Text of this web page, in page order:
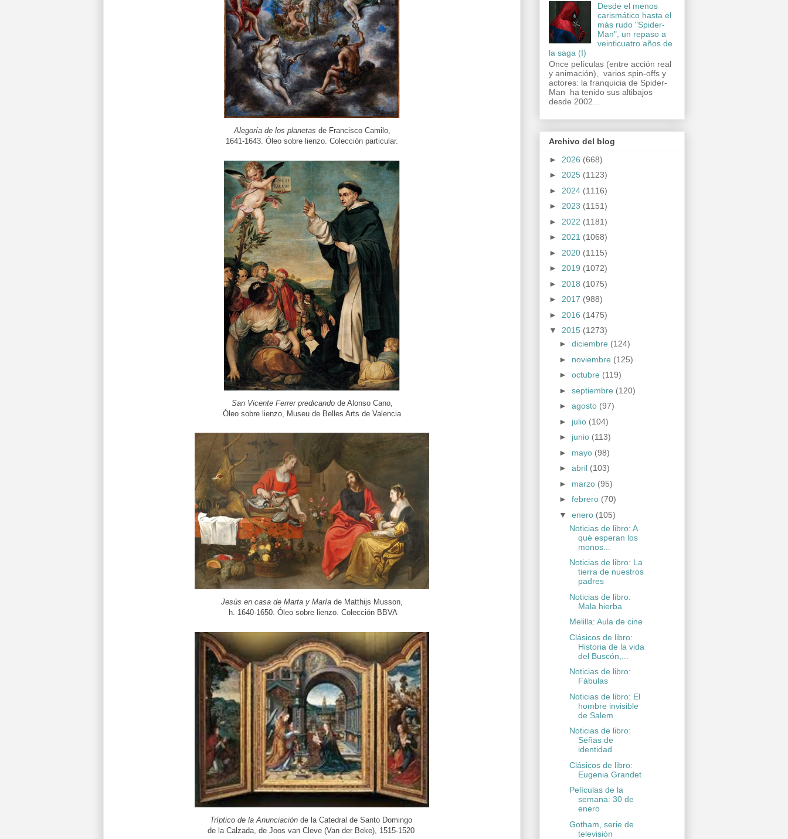
Alegoría de los planetas de Francisco Camilo,
1641-1643. Óleo sobre lienzo. Colección particular.
San Vicente Ferrer predicandode Alonso Cano,
Óleo sobre lienzo, Museu de Belles Arts de Valencia
Jesús en casa de Marta y María de Matthijs Musson,
h. 1640-1650. Óleo sobre lienzo. Colección BBVA
Tríptico de la Anunciaciónde la Catedral de Santo Domingo
de l a Calzada, de Joos van Cleve (Van der Beke), 1515-1520
Desde el menos
carismático hasta el
más rudo "Spider-
Man", un repaso a
veinticuatro años de
la saga (I)
Once películas (entre acción real
y animación), varios spin-offs y
actores: la franquicia de Spider-
Man ha tenido sus altibajos
desde 2002...
Archivo del blog
► 2026 (668)
► 2025 (1123)
► 2024 (1116)
► 2023 (1151)
► 2022 (1181)
► 2021 (1068)
► 2020 (1115)
► 2019 (1072)
► 2018 (1075)
► 2017 (988)
► 2016 (1475)
▼ 2015 (1273)
► diciembre (124)
► noviembre (125)
► octubre (119)
► septiembre (120)
► agosto (97)
► julio (104)
► junio (113)
► mayo (98)
► abril (103)
► marzo (95)
► febrero (70)
▼ enero (105)
Noticias de libro: A
qué esperan los
monos...
Noticias de libro: La
tierra de nuestros
padres
Noticias de libro:
Mala hierba
Melilla: Aula de cine
Clásicos de libro:
Historia de la vida
del Buscón,...
Noticias de libro:
Fábulas
Noticias de libro: El
hombre invisible
de Salem
Noticias de libro:
Señas de
identidad
Clásicos de libro:
Eugenia Grandet
Películas de la
semana: 30 de
enero
Gotham, serie de
televisión